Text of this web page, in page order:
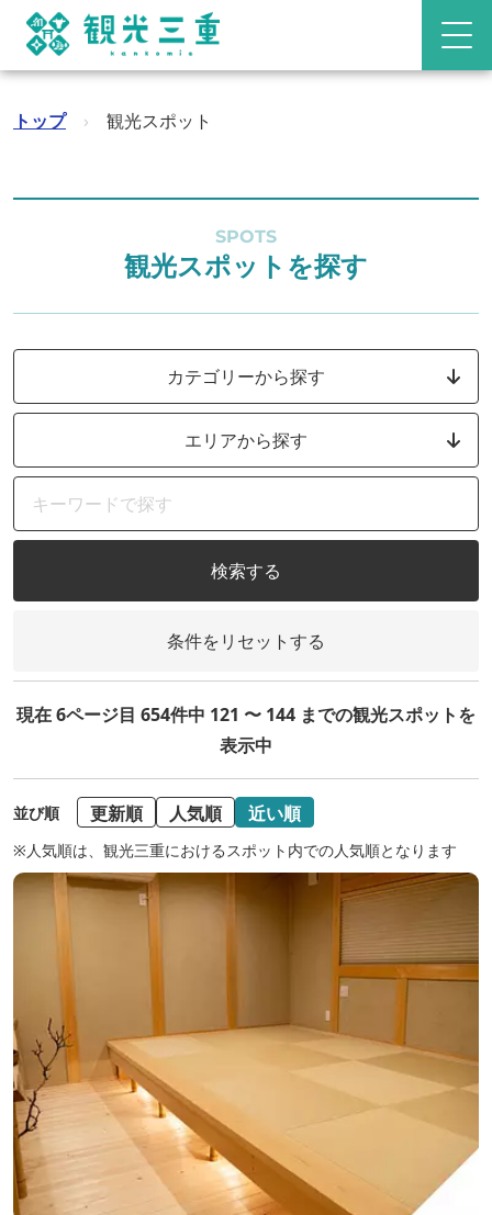
トップ › 観光スポット
SPOTS
観光スポットを探す
カテゴリーから探す
エリアから探す
検索する
条件をリセットする
現在 6ページ目 654件中 121 〜 144 までの観光スポットを
表示中
並び順 更新順 人気順 近い順
※人気順は、観光三重におけるスポット内での人気順となります